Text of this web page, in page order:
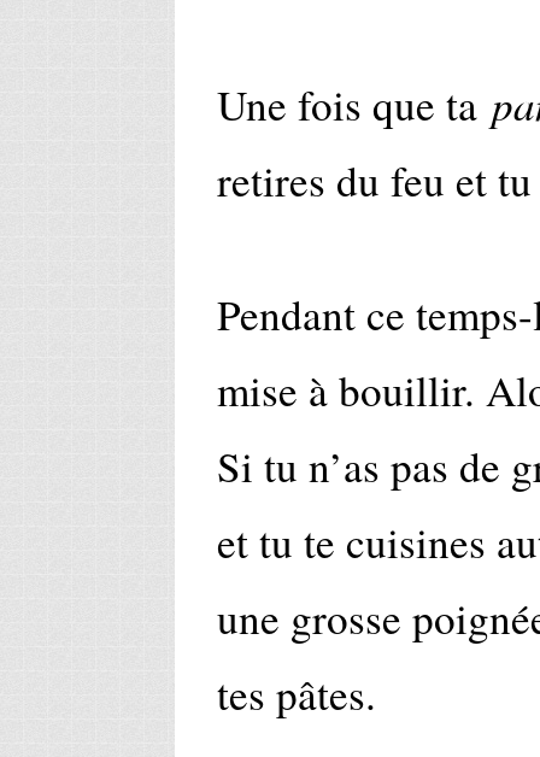
Une fois que ta
retires du feu et
Pendant ce
mise à bouillir.
Si tu n’as pas de
et tu te cuisines
une grosse
tes pâtes.